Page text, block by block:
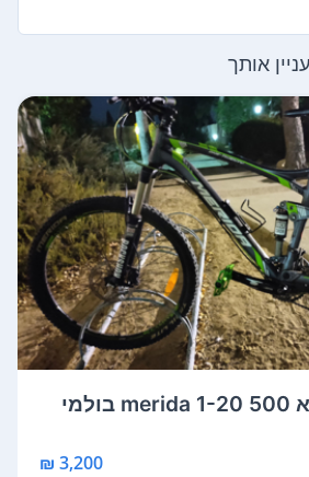
אותך
אופני שיכוך מלא merida 1-20 500 בולמי
3,200 ₪